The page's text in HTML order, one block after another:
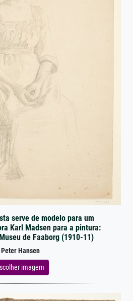
serve de modelo para um
Karl Madsen para a pintura:
de Faaborg (1910-11)
Peter Hansen
imagem